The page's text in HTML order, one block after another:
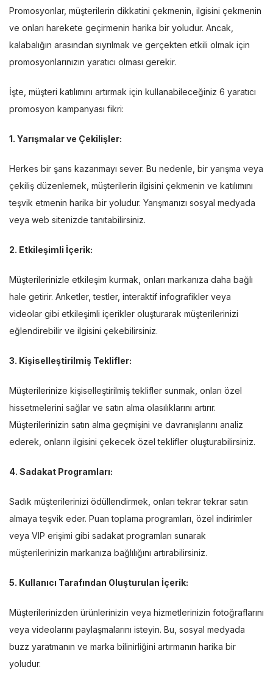
Promosyonlar, müşterilerin dikkatini çekmenin, ilgisini çekmenin
ve onları harekete geçirmenin harika bir yoludur. Ancak,
kalabalığın arasından sıyrılmak ve gerçekten etkili olmak için
promosyonlarınızın yaratıcı olması gerekir.
İşte, müşteri katılımını artırmak için kullanabileceğiniz 6 yaratıcı
promosyon kampanyası fikri:
1. Yarışmalar ve Çekilişler:
Herkes bir şans kazanmayı sever. Bu nedenle, bir yarışma veya
çekiliş düzenlemek, müşterilerin ilgisini çekmenin ve katılımını
teşvik etmenin harika bir yoludur. Yarışmanızı sosyal medyada
veya web sitenizde tanıtabilirsiniz.
2. Etkileşimli İçerik:
Müşterilerinizle etkileşim kurmak, onları markanıza daha bağlı
hale getirir. Anketler, testler, interaktif infografikler veya
videolar gibi etkileşimli içerikler oluşturarak müşterilerinizi
eğlendirebilir ve ilgisini çekebilirsiniz.
3. Kişiselleştirilmiş Teklifler:
Müşterilerinize kişiselleştirilmiş teklifler sunmak, onları özel
hissetmelerini sağlar ve satın alma olasılıklarını artırır.
Müşterilerinizin satın alma geçmişini ve davranışlarını analiz
ederek, onların ilgisini çekecek özel teklifler oluşturabilirsiniz.
4. Sadakat Programları:
Sadık müşterilerinizi ödüllendirmek, onları tekrar tekrar satın
almaya teşvik eder. Puan toplama programları, özel indirimler
veya VIP erişimi gibi sadakat programları sunarak
müşterilerinizin markanıza bağlılığını artırabilirsiniz.
5. Kullanıcı Tarafından Oluşturulan İçerik:
Müşterilerinizden ürünlerinizin veya hizmetlerinizin fotoğraflarını
veya videolarını paylaşmalarını isteyin. Bu, sosyal medyada
buzz yaratmanın ve marka bilinirliğini artırmanın harika bir
yoludur.